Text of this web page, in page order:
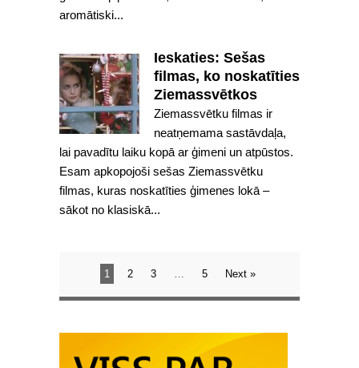
aromātiski...
Ieskaties: Sešas
filmas, ko noskatīties
Ziemassvētkos
Ziemassvētku filmas ir
neatņemama sastāvdaļa,
lai pavadītu laiku kopā ar ģimeni un atpūstos.
Esam apkopojoši sešas Ziemassvētku
filmas, kuras noskatīties ģimenes lokā –
sākot no klasiskā...
1 2 3 … 5 Next »